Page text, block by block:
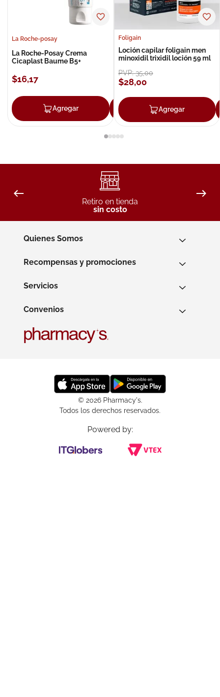
La Roche-posay
La Roche-Posay Crema
Cicaplast Baume B5+
$16,17
Agregar Agregar
Foligain
Loción capilar foligain men
minoxidil trixidil loción 59 ml
PVP:35,00
$28,00
Agregar
Retiro en tienda
sin costo
Quienes Somos
Recompensas y promociones
Servicios
Convenios
© 2026 Pharmacy's.
Todos los derechos reservados.
Powered by: